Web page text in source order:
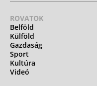
ROVATOK
Belföld
Külföld
Gazdaság
Sport
Kultúra
Videó